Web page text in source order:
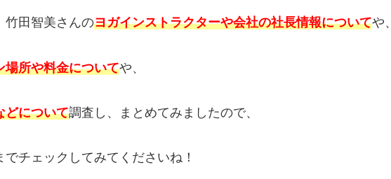
竹田智美さんのヨガインストラクターや会社の社長情報についてや、
場所や料金についてや、
どについて調査し、まとめてみましたので、
チェックしてみてくださいね！